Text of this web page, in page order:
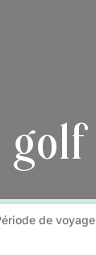
de voyage